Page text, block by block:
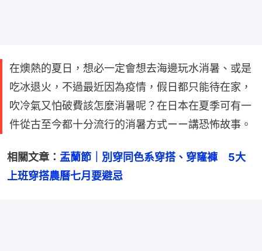
在燠熱的夏日，想必一定會想去海邊玩水消暑、或是
吃冰退火，不過最近因為疫情，假日都只能待在家，
吹冷氣又怕破費該怎麼消暑呢？在日本在夏季可有一
件從古至今都十分流行的消暑方式ーー講恐怖故事。
相關文章： 盂蘭節｜別穿同色系穿搭、穿窿褲　5大
上班穿搭農曆七月要避忌